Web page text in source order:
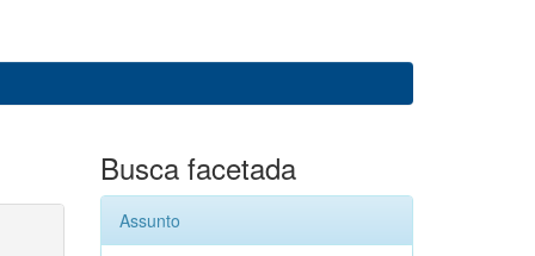
Busca facetada
Assunto